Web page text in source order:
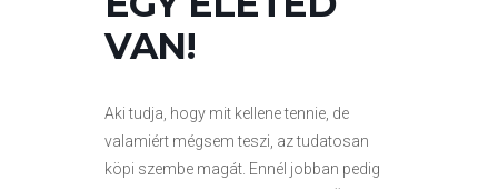
VAN!
Aki tudja, hogy mit kellene tennie, de
valamiért mégsem teszi, az tudatosan
köpi szembe magát. Ennél jobban pedig